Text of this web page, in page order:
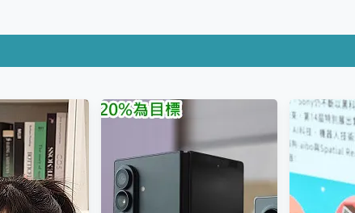
COMPUTEX 2025 來囉！AGI亞奇雷 AI・Gaming・創作儲存
自帶線的 有線無線都能充 ONPRO MagReact M5 10000mAh
飛利浦 JS7310 ⚡【電急便｜行動儲能救車電源】 可靠的旅
是螢幕也是電視! 一機超多用途「MSI微星 Modern
realme 14 Pro 超硬軍規、冰感變色實測，realme 14 5G 遊戲
iPhone、Apple Watch、AirPods耳機 三個設備充電一起搞定
動靜皆宜「HUAWEI FreeArc」開放式耳掛耳機，無感配戴!
好玩好拍 vivo V50 ~ 口袋裡的 Zeiss 潮流攝影棚!
25種洗烘模式一機搞定! Roborock 衣莉莎白 H1 Neo分子篩洗
給 MSI Claw 系列電競掌機 最完美的家 MSI Nest Docking
B&O 精品級音響! Home+ 中嘉寬頻 SoundBox 劇院串流盒 開